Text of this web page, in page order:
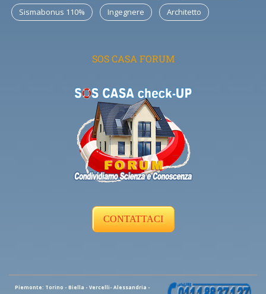
Sismabonus 110% Ingegnere Architetto
SOS CASA FORUM
CONTATTACI
Piemonte: Torino - Biella - Vercelli- Alessandria -